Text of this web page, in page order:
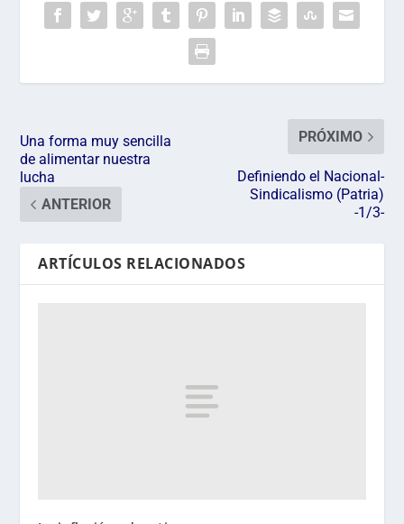
Una forma muy sencilla
de alimentar nuestra
lucha
ANTERIOR
PRÓXIMO
Definiendo el Nacional-
Sindicalismo (Patria)
-1/3-
ARTÍCULOS RELACIONADOS